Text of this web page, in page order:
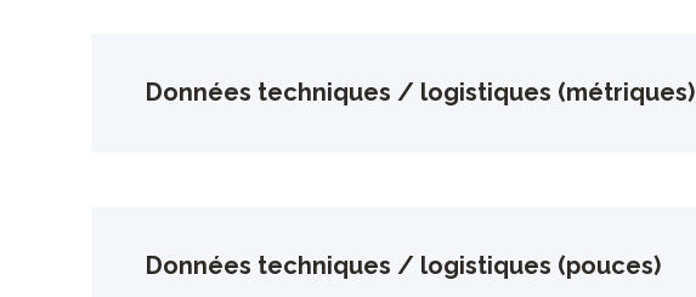
Données techniques / logistiques (métriques)
Données techniques / logistiques (pouces)